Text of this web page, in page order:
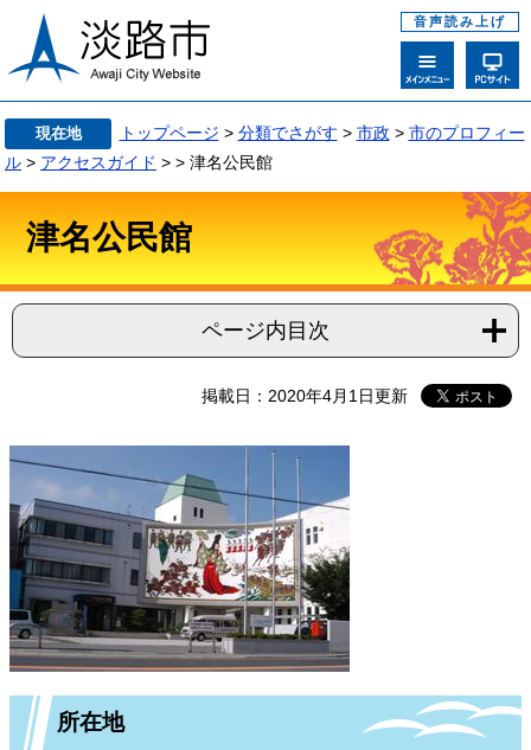
音声読み上げ
現在地 トップページ > 分類でさがす > 市政 > 市のプロフィー
ル > アクセスガイド > > 津名公民館
津名公民館
ページ内目次
掲載日：2020年4月1日更新
所在地